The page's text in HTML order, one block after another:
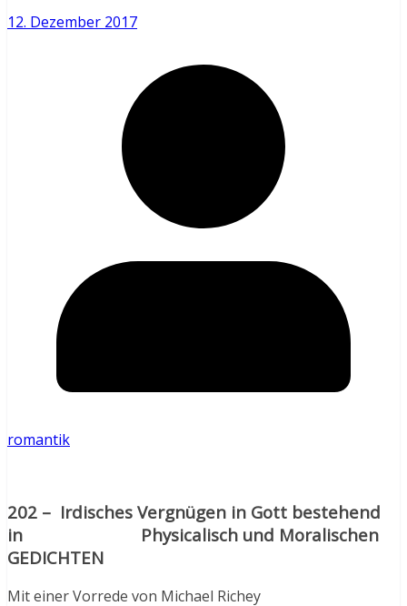
12. Dezember 2017
romantik
202 – Irdisches Vergnügen in Gott bestehend
in Physicalisch und Moralischen
GEDICHTEN
Mit einer Vorrede von Michael Richey